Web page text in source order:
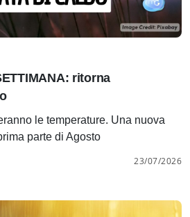
ritorna
le temperature. Una nuova
parte di Agosto
23/07/2026